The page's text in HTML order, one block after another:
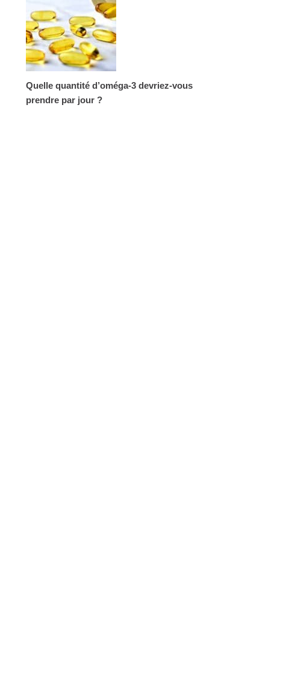
Quelle quantité d’oméga-3 devriez-vous
prendre par jour ?